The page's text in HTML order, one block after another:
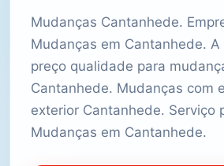
Mudanças Cantanhede.
Mudanças em Cantanhede.
preço qualidade para
Cantanhede. Mudanças com
exterior Cantanhede. Serviço
Mudanças em Cantanhede.